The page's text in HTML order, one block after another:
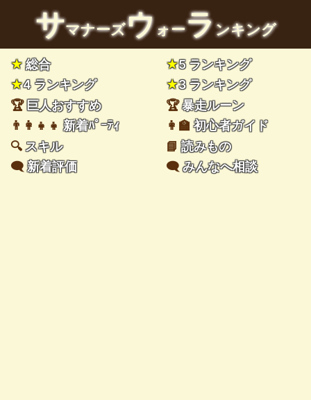
サマナーズウォーランキング
★総合 ★5 ランキング
★4 ランキング ★3 ランキング
🏆巨人おすすめ 🏆暴走ルーン
👨‍👩‍👧‍👧新着ﾊﾟｰﾃｨ 👩‍🏫初心者ガイド
🔍スキル 📘読みもの
🗨️新着評価 🗨️みんなへ相談